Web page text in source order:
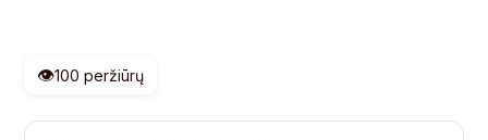
👁️100 peržiūrų